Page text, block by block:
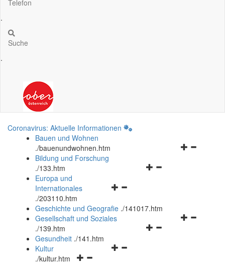
Telefon
.
Suche
.
Coronavirus: Aktuelle Informationen
Bauen und Wohnen
./bauenundwohnen.htm
Navigationsmenü
Bildung und Forschung
./133.htm
Navigationsmenü
und
schließen
Europa und
Internationales
./203110.htm
Geschichte und Geografie ./141017.htm
Navigationsmenü
Gesellschaft und Soziales
./139.htm
Navigationsmenü
Gesundheit ./141.htm
Navigationsmenü
Kultur
./kultur.htm